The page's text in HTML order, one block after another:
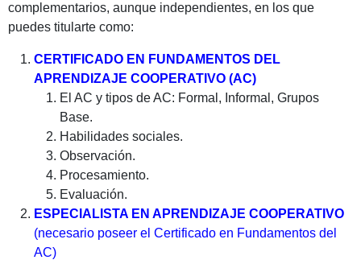
complementarios, aunque independientes, en los que
puedes titularte como:
CERTIFICADO EN FUNDAMENTOS DEL
APRENDIZAJE COOPERATIVO (AC)
El AC y tipos de AC: Formal, Informal, Grupos
Base.
Habilidades sociales.
Observación.
Procesamiento.
Evaluación.
ESPECIALISTA EN APRENDIZAJE COOPERATIVO
(necesario poseer el Certificado en Fundamentos del
AC)